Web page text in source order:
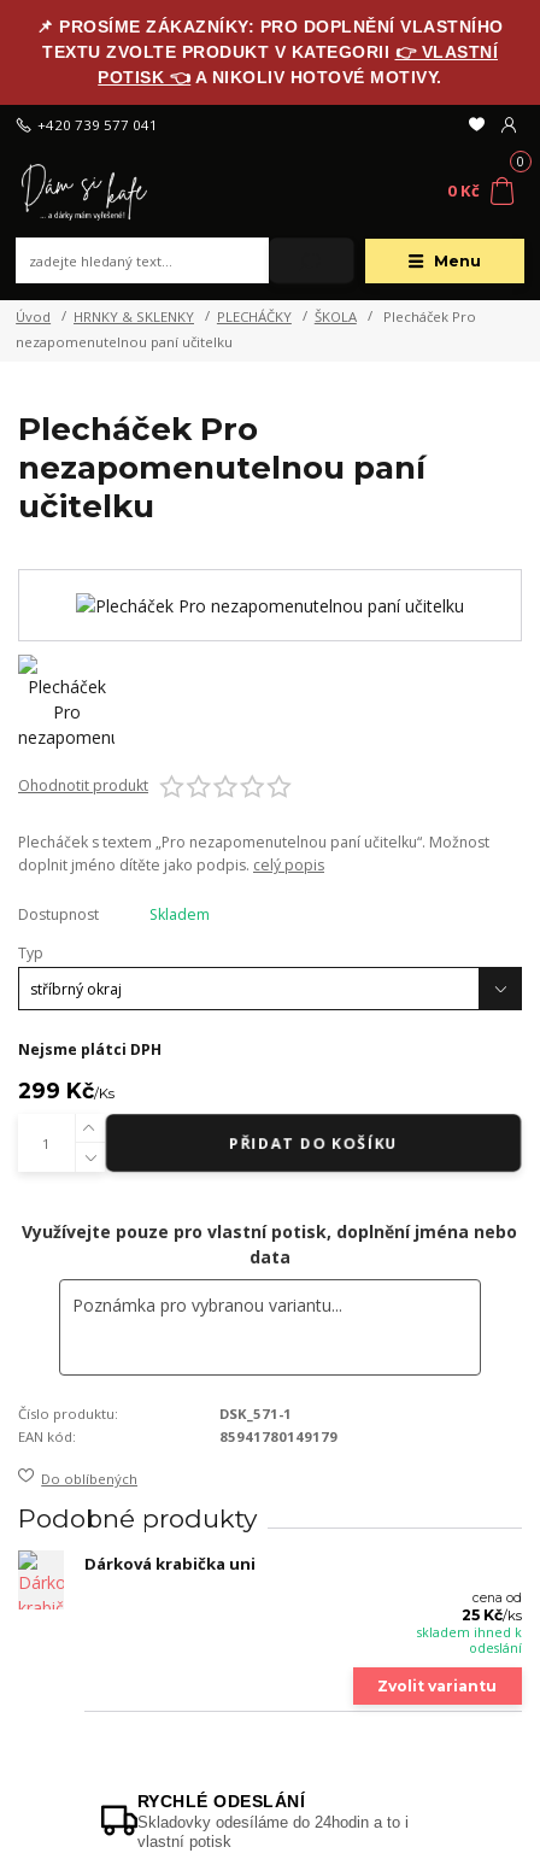
📌 PROSÍME ZÁKAZNÍKY: PRO DOPLNĚNÍ VLASTNÍHO
TEXTU ZVOLTE PRODUKT V KATEGORII 👉 VLASTNÍ
POTISK 👈 A NIKOLIV HOTOVÉ MOTIVY.
Menu
+420 739 577 041
0
0 Kč
Úvod HRNKY & SKLENKY PLECHÁČKY ŠKOLA
Plecháček Pro
nezapomenutelnou paní učitelku
Plecháček Pro
nezapomenutelnou paní
učitelku
Ohodnotit produkt
Plecháček s textem „Pro nezapomenutelnou paní učitelku“. Možnost
doplnit jméno dítěte jako podpis. celý popis
Dostupnost
Skladem
Typ
Nejsme plátci DPH
299 Kč/Ks
PŘIDAT DO KOŠÍKU
Využívejte pouze pro vlastní potisk, doplnění jména nebo
data
Číslo produktu:
DSK_571-1
EAN kód:
85941780149179
Do oblíbených
Podobné produkty
Dárková krabička uni
cena od
25 Kč/ks
skladem ihned k
odeslání
Zvolit variantu
RYCHLÉ ODESLÁNÍ
Skladovky odesíláme do 24hodin a to i
vlastní potisk